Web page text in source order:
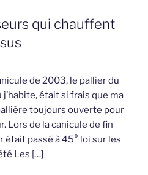
qui chauffent
de 2003, le pallier du
était si frais que ma
toujours ouverte pour
Lors de la canicule de fin
était passé à 45° loi sur les
Les […]